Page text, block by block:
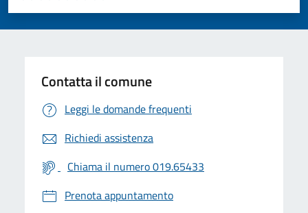
Valuta 5 stelle su 5
Valuta 4 stelle su 5
Valuta 3 stelle su 5
Valuta 2 stelle su 5
Valuta 1 stelle su 5
Contatta il comune
Leggi le domande frequenti
Richiedi assistenza
Chiama il numero 019.65433
Prenota appuntamento